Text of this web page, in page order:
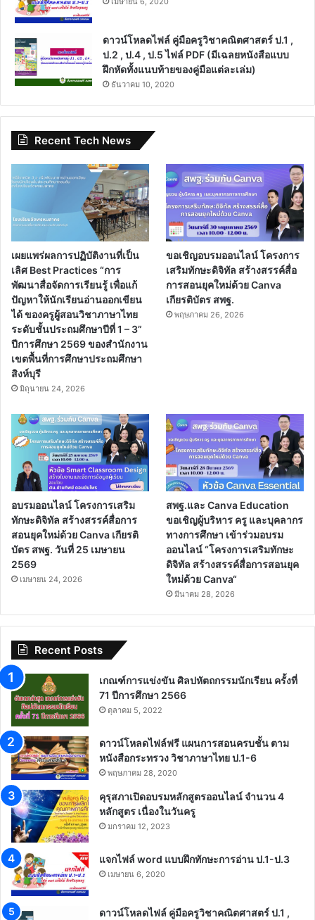
ดาวน์โหลดไฟล์ คู่มือครูวิชาคณิตศาสตร์ ป.1 ,
ป.2 , ป.4 , ป.5 ไฟล์ PDF (มีเฉลยหนังสือแบบ
ฝึกหัดทั้งแนบท้ายของคู่มือแต่ละเล่ม)
ธันวาคม 10, 2020
Recent Tech News
เผยแพร่ผลการปฏิบัติงานที่เป็น
เลิศ Best Practices “การ
พัฒนาสื่อจัดการเรียนรู้ เพื่อแก้
ปัญหาให้นักเรียนอ่านออกเขียน
ได้ ของครูผู้สอนวิชาภาษาไทย
ระดับชั้นประถมศึกษาปีที่ 1 – 3”
ปีการศึกษา 2569 ของสำนักงาน
เขตพื้นที่การศึกษาประถมศึกษา
สิงห์บุรี
มิถุนายน 24, 2026
ขอเชิญอบรมออนไลน์ โครงการ
เสริมทักษะดิจิทัล สร้างสรรค์สื่อ
การสอนยุคใหม่ด้วย Canva
เกียรติบัตร สพฐ.
พฤษภาคม 26, 2026
อบรมออนไลน์ โครงการเสริม
ทักษะดิจิทัล สร้างสรรค์สื่อการ
สอนยุคใหม่ด้วย Canva เกียรติ
บัตร สพฐ. วันที่ 25 เมษายน
2569
เมษายน 24, 2026
สพฐ.และ Canva Education
ขอเชิญผู้บริหาร ครู และบุคลากร
ทางการศึกษา เข้าร่วมอบรม
ออนไลน์ “โครงการเสริมทักษะ
ดิจิทัล สร้างสรรค์สื่อการสอนยุค
ใหม่ด้วย Canva“
มีนาคม 28, 2026
Recent Posts
เกณฑ์การแข่งขัน ศิลปหัตถกรรมนักเรียน ครั้งที่
71 ปีการศึกษา 2566
ตุลาคม 5, 2022
ดาวน์โหลดไฟล์ฟรี แผนการสอนครบชั้น ตาม
หนังสือกระทรวง วิชาภาษาไทย ป.1-6
พฤษภาคม 28, 2020
คุรุสภาเปิดอบรมหลักสูตรออนไลน์ จำนวน 4
หลักสูตร เนื่องในวันครู
มกราคม 12, 2023
แจกไฟล์ word แบบฝึกทักษะการอ่าน ป.1-ป.3
เมษายน 6, 2020
ดาวน์โหลดไฟล์ คู่มือครูวิชาคณิตศาสตร์ ป.1 ,